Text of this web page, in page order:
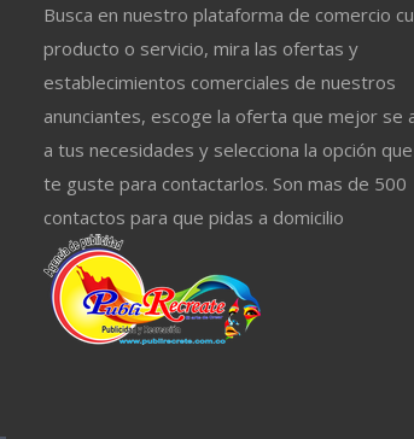
Busca en nuestro plataforma de comercio
producto o servicio, mira las ofertas y
establecimientos comerciales de nuestros
anunciantes, escoge la oferta que mejor se
a tus necesidades y selecciona la opción
te guste para contactarlos. Son mas de 500
contactos para que pidas a domicilio